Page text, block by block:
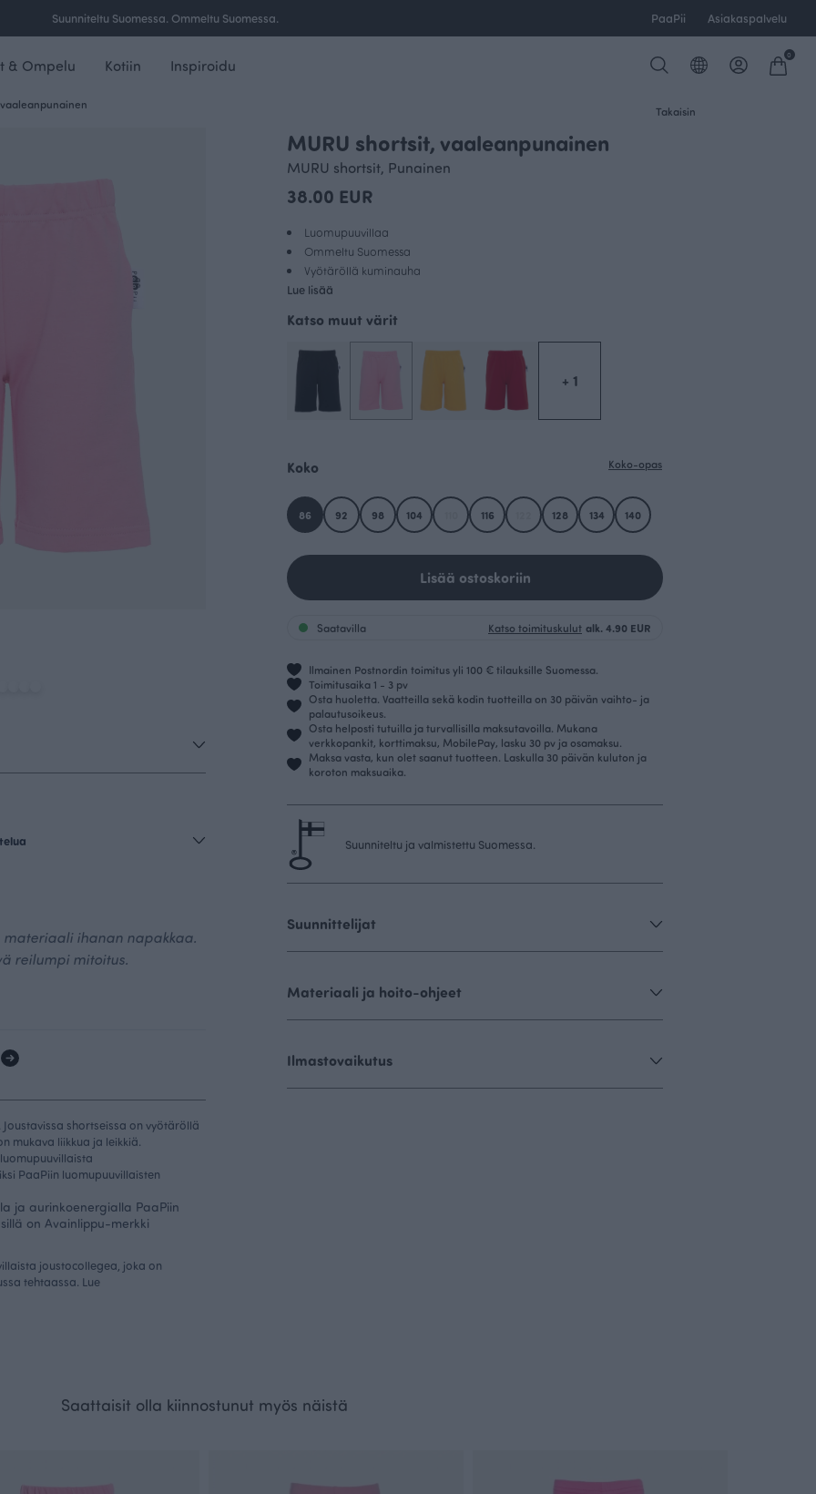
Ilmainen toimitus yli 100 € tilauksille Suomessa. PaaPii Asiakaspalvelu
& Ompelu Kotiin Inspiroidu
0
Takaisin
materiaali ihanan napakkaa.
reilumpi mitoitus.
shortseissa on vyötäröllä
mukava liikkua ja leikkiä.
PaaPiin luomupuuvillaisten
ja aurinkoenergialla PaaPiin
on Avainlippu-merkki
joustocollegea, joka on
tehtaassa. Lue
MURU shortsit, vaaleanpunainen
MURU shortsit, Punainen
38.00 EUR
Luomupuuvillaa
Ommeltu Suomessa
Vyötäröllä kuminauha
Lue lisää
Katso muut värit
+ 1
Koko Koko-opas
86 92 98 104 116 128 134 140
Lisää ostoskoriin
Saatavilla Katso toimituskulut alk. 4.90 EUR
Ilmainen Postnordin toimitus yli 100 € tilauksille Suomessa.
Toimitusaika 1 - 3 pv
Osta huoletta. Vaatteilla sekä kodin tuotteilla on 30 päivän vaihto- ja
palautusoikeus.
Osta helposti tutuilla ja turvallisilla maksutavoilla. Mukana
verkkopankit, korttimaksu, MobilePay, lasku 30 pv ja osamaksu.
Maksa vasta, kun olet saanut tuotteen. Laskulla 30 päivän kuluton ja
koroton maksuaika.
Suunniteltu ja valmistettu Suomessa.
Suunnittelijat
Materiaali ja hoito-ohjeet
Ilmastovaikutus
Saattaisit olla kiinnostunut myös näistä